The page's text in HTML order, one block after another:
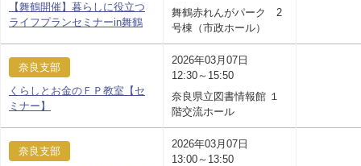
【舞鶴開催】暮らしに役立つ
ライフプランセミナーin舞鶴
舞鶴赤れんがパーク 2
号棟（市政ホール）
奈良支部
くらしとお金のＦＰ教室【セ
ミナー】
2026年03月07日
12:30～15:50
奈良県立図書情報館 １
階交流ホール
奈良支部
2026年03月07日
13:00～13:50